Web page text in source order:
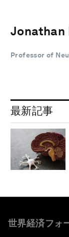
Jonathan
Professor of
最新記事
世界経済フォ